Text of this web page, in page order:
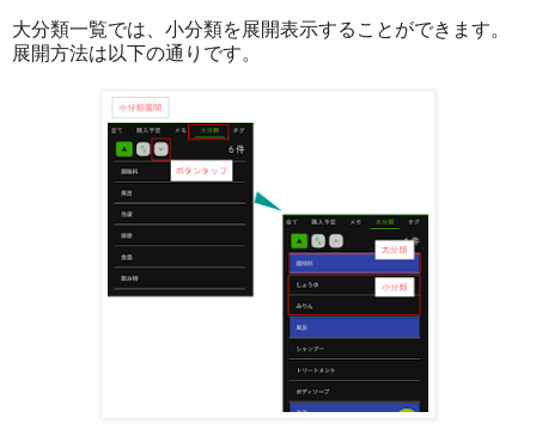
大分類一覧では、小分類を展開表示することができます。
展開方法は以下の通りです。